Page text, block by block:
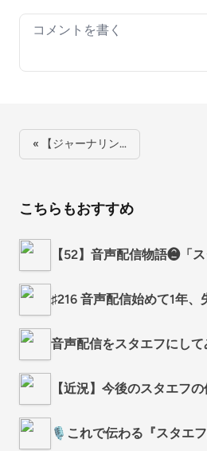
Your comment
« 【ジャーナリン…
こちらもおすすめ
【52】音声配信物語❷「
♯216 音声配信始めて1年
音声配信をスタエフにし
【近況】今後のスタエフ
🎙️これで伝わる『スタエ